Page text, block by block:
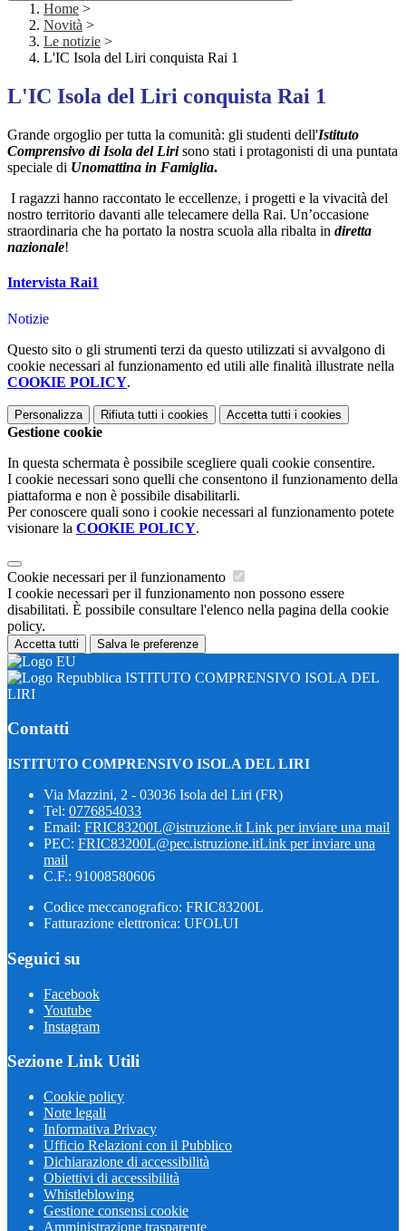
Home >
Novità >
Le notizie >
L'IC Isola del Liri conquista Rai 1
L'IC Isola del Liri conquista Rai 1
Grande orgoglio per tutta la comunità: gli studenti dell'Istituto
Comprensivo di Isola del Lirisono stati i protagonisti di una puntata
speciale di Unomattina in Famiglia.
I ragazzi hanno raccontato le eccellenze, i progetti e la vivacità del
nostro territorio davanti alle telecamere della Rai. Un’occasione
straordinaria che ha portato la nostra scuola alla ribalta in diretta
nazionale!
Intervista Rai1
Notizie
Questo sito o gli strumenti terzi da questo utilizzati si avvalgono di
cookie necessari al funzionamento ed utili alle finalità illustrate nella
COOKIE POLICY.
Personalizza Rifiuta tutti i cookies Accetta tutti i cookies
Gestione cookie
In questa schermata è possibile scegliere quali cookie consentire.
I cookie necessari sono quelli che consentono il funzionamento della
piattaforma e non è possibile disabilitarli.
Per conoscere quali sono i cookie necessari al funzionamento potete
visionare la COOKIE POLICY.
Cookie necessari per il funzionamento
I cookie necessari per il funzionamento non possono essere
disabilitati. È possibile consultare l'elenco nella pagina della cookie
policy.
Accetta tutti Salva le preferenze
ISTITUTO COMPRENSIVO ISOLA DEL
LIRI
Contatti
ISTITUTO COMPRENSIVO ISOLA DEL LIRI
Via Mazzini, 2 - 03036 Isola del Liri (FR)
Tel: 0776854033
Email: FRIC83200L@istruzione.it Link per inviare una mail
PEC: FRIC83200L@pec.istruzione.itLink per inviare una
mail
C.F.: 91008580606
Codice meccanografico: FRIC83200L
Fatturazione elettronica: UFOLUI
Seguici su
Facebook
Youtube
Instagram
Sezione Link Utili
Cookie policy
Note legali
Informativa Privacy
Ufficio Relazioni con il Pubblico
Dichiarazione di accessibilità
Obiettivi di accessibilità
Whistleblowing
Gestione consensi cookie
Amministrazione trasparente